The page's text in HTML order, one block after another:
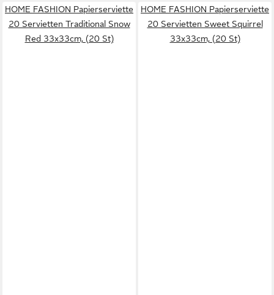
HOME FASHION Papierserviette
20 Servietten Traditional Snow
Red 33x33cm, (20 St)
HOME FASHION Papierserviette
20 Servietten Sweet Squirrel
33x33cm, (20 St)